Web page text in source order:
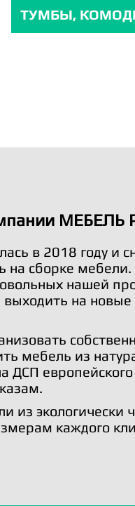
ТУМБЫ,
МЕБЕЛЬ
в 2018 году и
на сборке мебели.
нашей
на
мебель из
ДСП
из экологически
каждого